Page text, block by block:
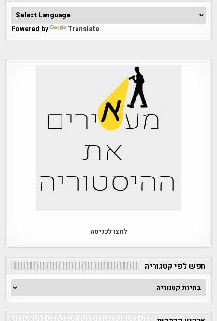
Powered by Translate
לחצו לכניסה
חפש לפי קטגוריה
חפש
לפי
קטגוריה